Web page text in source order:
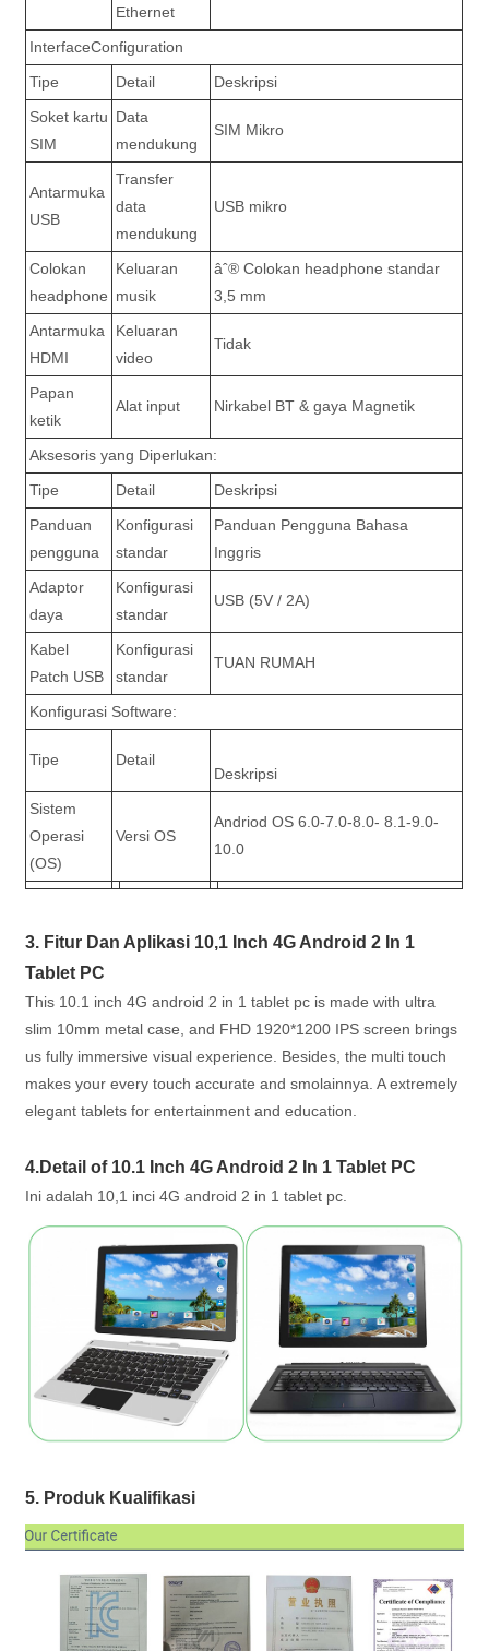
Ethernet
InterfaceConfiguration
Tipe
Detail
Deskripsi
Soket kartu
SIM
Data
mendukung
SIM Mikro
Antarmuka
USB
Transfer
data
mendukung
USB mikro
Colokan
headphone
Keluaran
musik
âˆ® Colokan headphone standar
3,5 mm
Antarmuka
HDMI
Keluaran
video
Tidak
Papan
ketik
Alat input Nirkabel BT & gaya Magnetik
Aksesoris yang Diperlukan:
Tipe
Detail
Deskripsi
Panduan
pengguna
Konfigurasi
standar
Panduan Pengguna Bahasa
Inggris
Adaptor
daya
Konfigurasi
standar
USB (5V / 2A)
Kabel
Patch USB
Konfigurasi
standar
TUAN RUMAH
Konfigurasi Software:
Tipe
Detail
Deskripsi
Sistem
Operasi
(OS)
Versi OS
Andriod OS 6.0-7.0-8.0- 8.1-9.0-
10.0
3. Fitur Dan Aplikasi 10,1 Inch 4G Android 2 In 1
Tablet PC
This 10.1 inch 4G android 2 in 1 tablet pc is made with ultra
slim 10mm metal case, and FHD 1920*1200 IPS screen brings
us fully immersive visual experience. Besides, the multi touch
makes your every touch accurate and smolainnya. A extremely
elegant tablets for entertainment and education.
4.Detail of 10.1 Inch 4G Android 2 In 1 Tablet PC
Ini adalah 10,1 inci 4G android 2 in 1 tablet pc.
5. Produk Kualifikasi